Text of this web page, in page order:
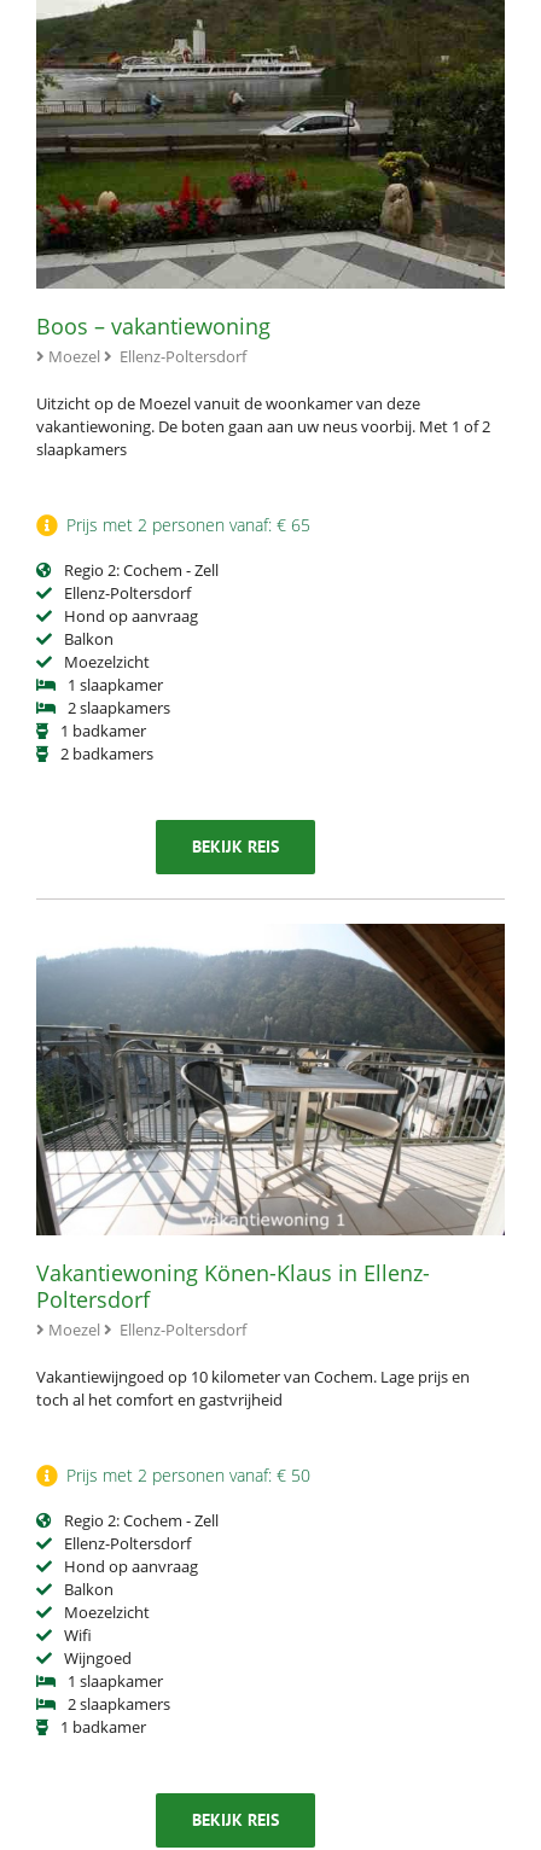
Boos – vakantiewoning
Moezel Ellenz-Poltersdorf
Uitzicht op de Moezel vanuit de woonkamer van deze
vakantiewoning. De boten gaan aan uw neus voorbij. Met 1 of 2
slaapkamers
Prijs met 2 personen vanaf: € 65
Regio 2: Cochem - Zell
Ellenz-Poltersdorf
Hond op aanvraag
Balkon
Moezelzicht
1 slaapkamer
2 slaapkamers
1 badkamer
2 badkamers
BEKIJK REIS
Vakantiewoning Könen-Klaus in Ellenz-
Poltersdorf
Moezel Ellenz-Poltersdorf
Vakantiewijngoed op 10 kilometer van Cochem. Lage prijs en
toch al het comfort en gastvrijheid
Prijs met 2 personen vanaf: € 50
Regio 2: Cochem - Zell
Ellenz-Poltersdorf
Hond op aanvraag
Balkon
Moezelzicht
Wifi
Wijngoed
1 slaapkamer
2 slaapkamers
1 badkamer
BEKIJK REIS